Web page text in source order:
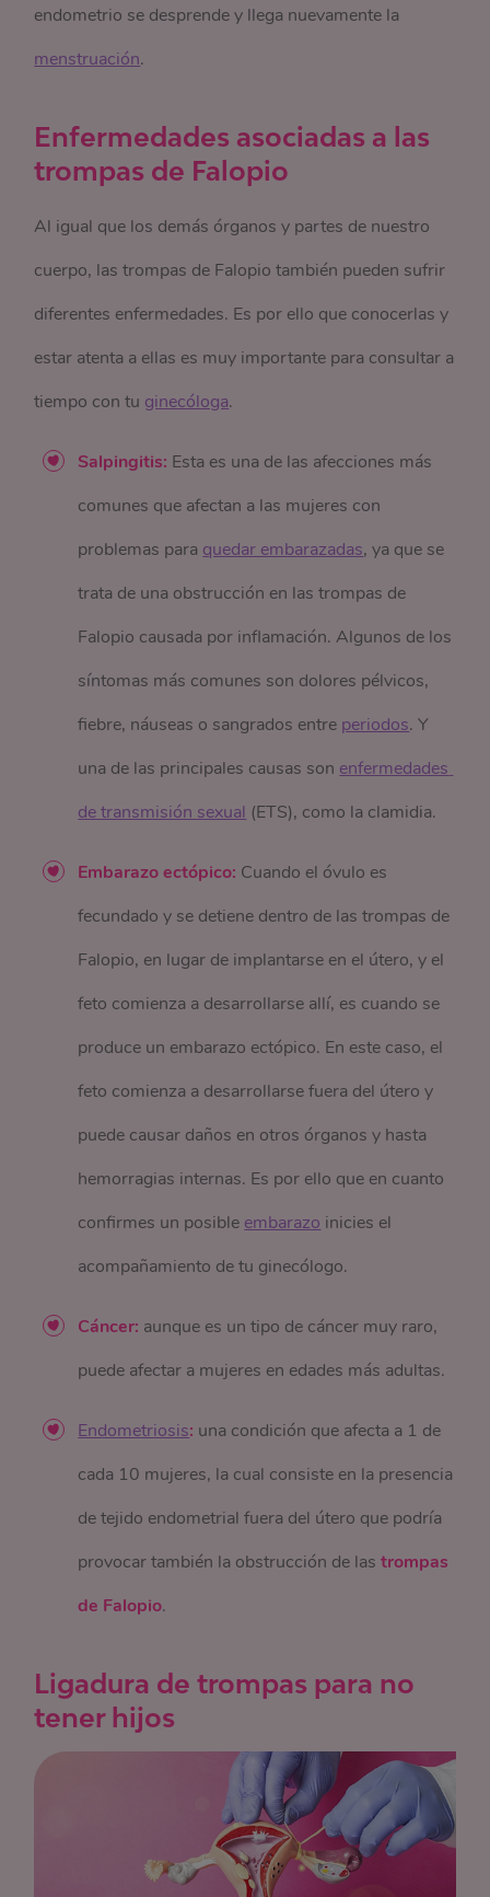
endometrio se desprende y llega nuevamente la
menstruación.
Enfermedades asociadas a las
trompas de Falopio
Al igual que los demás órganos y partes de nuestro
cuerpo, las trompas de Falopio también pueden sufrir
diferentes enfermedades. Es por ello que conocerlas y
estar atenta a ellas es muy importante para consultar a
tiempo con tu ginecóloga.
Salpingitis: Esta es una de las afecciones más
comunes que afectan a las mujeres con
problemas para quedar embarazadas, ya que se
trata de una obstrucción en las trompas de
Falopio causada por inflamación. Algunos de los
síntomas más comunes son dolores pélvicos,
fiebre, náuseas o sangrados entre periodos. Y
una de las principales causas son enfermedades
de transmisión sexual (ETS), como la clamidia.
Embarazo ectópico: Cuando el óvulo es
fecundado y se detiene dentro de las trompas de
Falopio, en lugar de implantarse en el útero, y el
feto comienza a desarrollarse allí, es cuando se
produce un embarazo ectópico. En este caso, el
feto comienza a desarrollarse fuera del útero y
puede causar daños en otros órganos y hasta
hemorragias internas. Es por ello que en cuanto
confirmes un posible embarazo inicies el
acompañamiento de tu ginecólogo.
Cáncer: aunque es un tipo de cáncer muy raro,
puede afectar a mujeres en edades más adultas.
Endometriosis: una condición que afecta a 1 de
cada 10 mujeres, la cual consiste en la presencia
de tejido endometrial fuera del útero que podría
provocar también la obstrucción de lastrompas
de Falopio.
Ligadura de trompas para no
tener hijos